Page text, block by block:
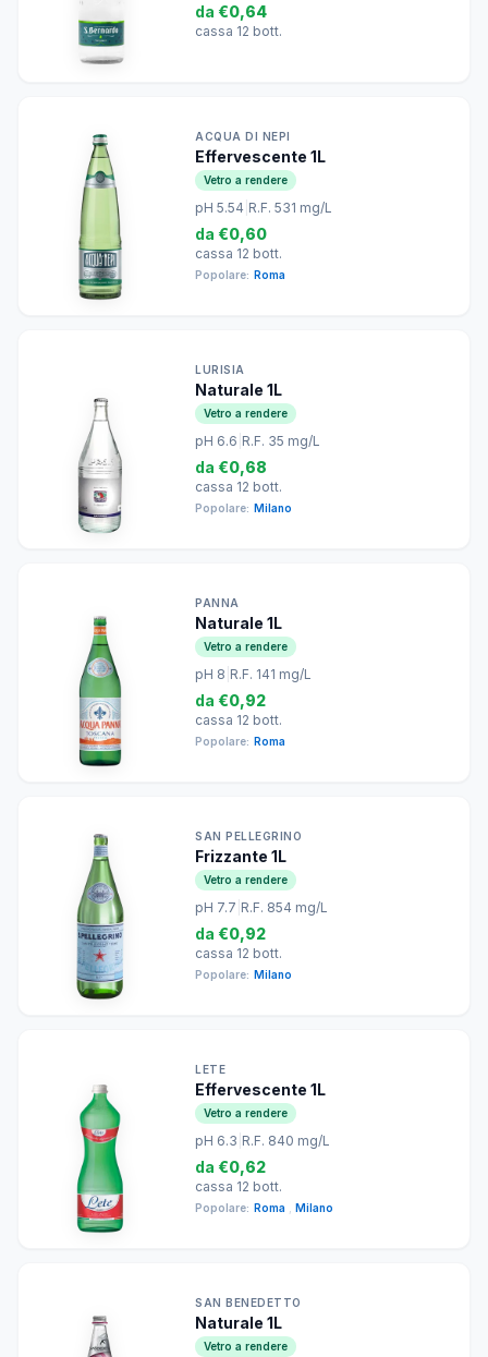
da €0,64
cassa 12 bott.
ACQUA DI NEPI
Effervescente 1L
Vetro a rendere
pH 5.54 R.F. 531 mg/L
da €0,60
cassa 12 bott.
Popolare: Roma
LURISIA
Naturale 1L
Vetro a rendere
pH 6.6 R.F. 35 mg/L
da €0,68
cassa 12 bott.
Popolare: Milano
PANNA
Naturale 1L
Vetro a rendere
pH 8 R.F. 141 mg/L
da €0,92
cassa 12 bott.
Popolare: Roma
SAN PELLEGRINO
Frizzante 1L
Vetro a rendere
pH 7.7 R.F. 854 mg/L
da €0,92
cassa 12 bott.
Popolare: Milano
LETE
Effervescente 1L
Vetro a rendere
pH 6.3 R.F. 840 mg/L
da €0,62
cassa 12 bott.
Popolare: Roma Milano
SAN BENEDETTO
Naturale 1L
Vetro a rendere